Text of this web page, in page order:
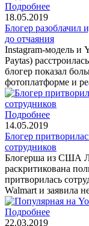
Подробнее
18.05.2019
Блогер разоблачил
до отчаяния
Instagram-модель и
Paytas)
блогер показал
фотоплатформе и
Подробнее
14.05.2019
Блогер
сотрудников
Блогерша из США
раскритикована
притворилась
Walmart и заявила
Подробнее
22.03.2019